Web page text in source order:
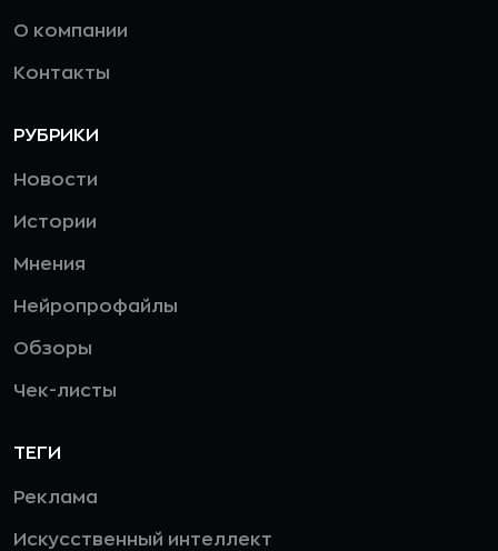
О компании
Контакты
РУБРИКИ
Новости
Истории
Мнения
Нейропрофайлы
Обзоры
Чек-листы
ТЕГИ
Реклама
Искусственный интеллект